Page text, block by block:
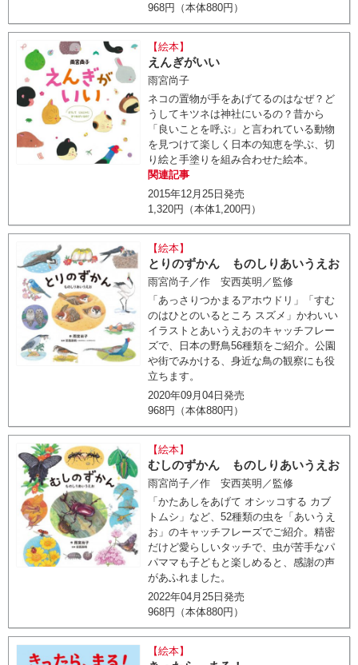
968円（本体880円）
【絵本】
えんぎがいい
雨宮尚子
ネコの置物が手をあげてるのはなぜ？ど
うしてキツネは神社にいるの？昔から
「良いことを呼ぶ」と言われている動物
を見つけて楽しく日本の知恵を学ぶ、切
り絵と手塗りを組み合わせた絵本。
関連記事
2015年12月25日発売
1,320円（本体1,200円）
【絵本】
とりのずかん ものしりあいうえお
雨宮尚子／作 安西英明／監修
「あっさりつかまるアホウドリ」「すむ
のはひとのいるところ スズメ」かわいい
イラストとあいうえおのキャッチフレー
ズで、日本の野鳥56種類をご紹介。公園
や街でみかける、身近な鳥の観察にも役
立ちます。
2020年09月04日発売
968円（本体880円）
【絵本】
むしのずかん ものしりあいうえお
雨宮尚子／作 安西英明／監修
「かたあしをあげて オシッコする カブ
トムシ」など、52種類の虫を「あいうえ
お」のキャッチフレーズでご紹介。精密
だけど愛らしいタッチで、虫が苦手なパ
パママも子どもと楽しめると、感謝の声
があふれました。
2022年04月25日発売
968円（本体880円）
【絵本】